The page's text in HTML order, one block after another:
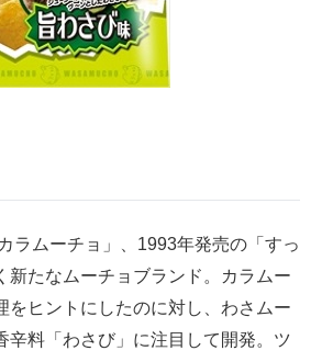
ットの話題
ラムーチョ」、1993年発売の「すっ
新たなムーチョブランド。カラムー
をヒントにしたのに対し、わさムー
辛料「わさび」に注目して開発。ツ